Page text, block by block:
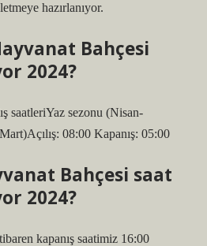
hazırlanıyor.
Bahçesi
2024?
saatleriYaz sezonu (Nisan-
08:00 Kapanış: 05:00
Bahçesi saat
2024?
kapanış saatimiz 16:00